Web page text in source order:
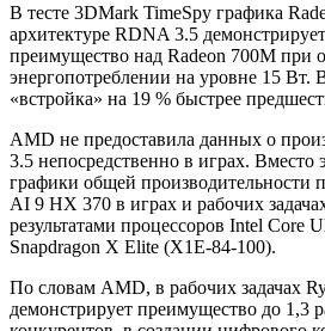
В тесте 3DMark TimeSpy графика
архитектуре RDNA 3.5
преимущество над Radeon 700M при
энергопотреблении на уровне 15 Вт.
«встройка» на 19 % быстрее
AMD не предоставила данных о
3.5 непосредственно в играх. Вместо
графики общей производительности
AI 9 HX 370 в играх и рабочих
результатами процессоров Intel Core
Snapdragon X Elite (X1E-84-100).
По словам AMD, в рабочих задачах
демонстрирует преимущество до 1,3